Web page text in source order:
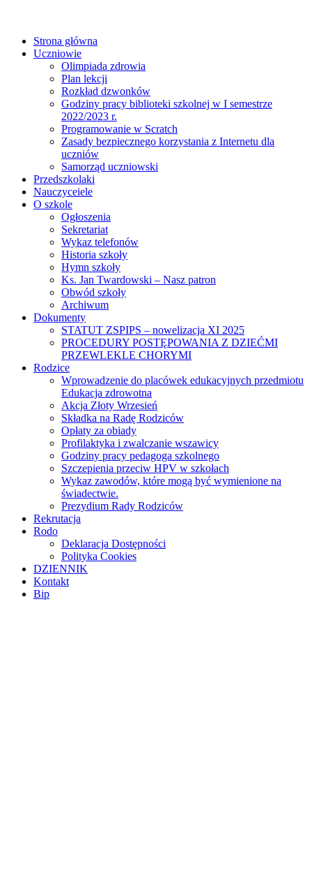
Strona główna
Uczniowie
Olimpiada zdrowia
Plan lekcji
Rozkład dzwonków
Godziny pracy biblioteki szkolnej w I semestrze
2022/2023 r.
Programowanie w Scratch
Zasady bezpiecznego korzystania z Internetu dla
uczniów
Samorząd uczniowski
Przedszkolaki
Nauczyceiele
O szkole
Ogłoszenia
Sekretariat
Wykaz telefonów
Historia szkoły
Hymn szkoły
Ks. Jan Twardowski – Nasz patron
Obwód szkoły
Archiwum
Dokumenty
STATUT ZSPIPS – nowelizacja XI 2025
PROCEDURY POSTĘPOWANIA Z DZIEĆMI
PRZEWLEKLE CHORYMI
Rodzice
Wprowadzenie do placówek edukacyjnych przedmiotu
Edukacja zdrowotna
Akcja Złoty Wrzesień
Składka na Radę Rodziców
Opłaty za obiady
Profilaktyka i zwalczanie wszawicy
Godziny pracy pedagoga szkolnego
Szczepienia przeciw HPV w szkołach
Wykaz zawodów, które mogą być wymienione na
świadectwie.
Prezydium Rady Rodziców
Rekrutacja
Rodo
Deklaracja Dostępności
Polityka Cookies
DZIENNIK
Kontakt
Bip